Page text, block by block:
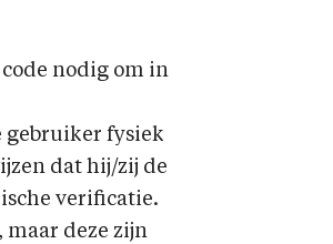
nodig om in
gebruiker fysiek
dat hij/zij de
verificatie.
maar deze zijn